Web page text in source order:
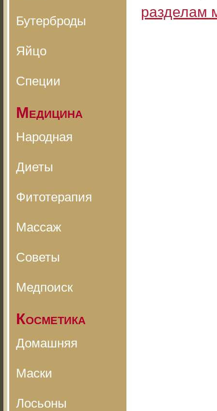
Бутерброды
Яйцо
Специи
Медицина
Народная
Диеты
Фитотерапия
Массаж
Советы
Медпоиск
Косметика
Домашняя
Маски
Лосьоны
разделам